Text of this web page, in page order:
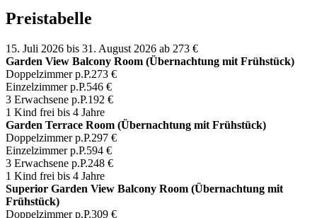
Preistabelle
15. Juli 2026 bis 31. August 2026 ab 273 €
Garden View Balcony Room (Übernachtung mit Frühstück)
Doppelzimmer p.P.273 €
Einzelzimmer p.P.546 €
3 Erwachsene p.P.192 €
1 Kind frei bis 4 Jahre
Garden Terrace Room (Übernachtung mit Frühstück)
Doppelzimmer p.P.297 €
Einzelzimmer p.P.594 €
3 Erwachsene p.P.248 €
1 Kind frei bis 4 Jahre
Superior Garden View Balcony Room (Übernachtung mit
Frühstück)
Doppelzimmer p.P.309 €